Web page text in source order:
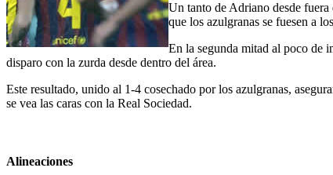
Un tanto de Adriano desde
que los azulgranas se fuesen a
En la segunda mitad al poco de
disparo con la zurda desde dentro del área.
Este resultado, unido al 1-4 cosechado por los azulgranas,
se vea las caras con la Real Sociedad.
Alineaciones